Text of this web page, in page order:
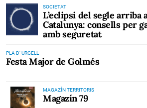
SOCIETAT
L’eclipsi del segle arriba
Catalunya: consells per
amb seguretat
PLA D' URGELL
Festa Major de Golmés
MAGAZÍN TERRITORIS
Magazín 79